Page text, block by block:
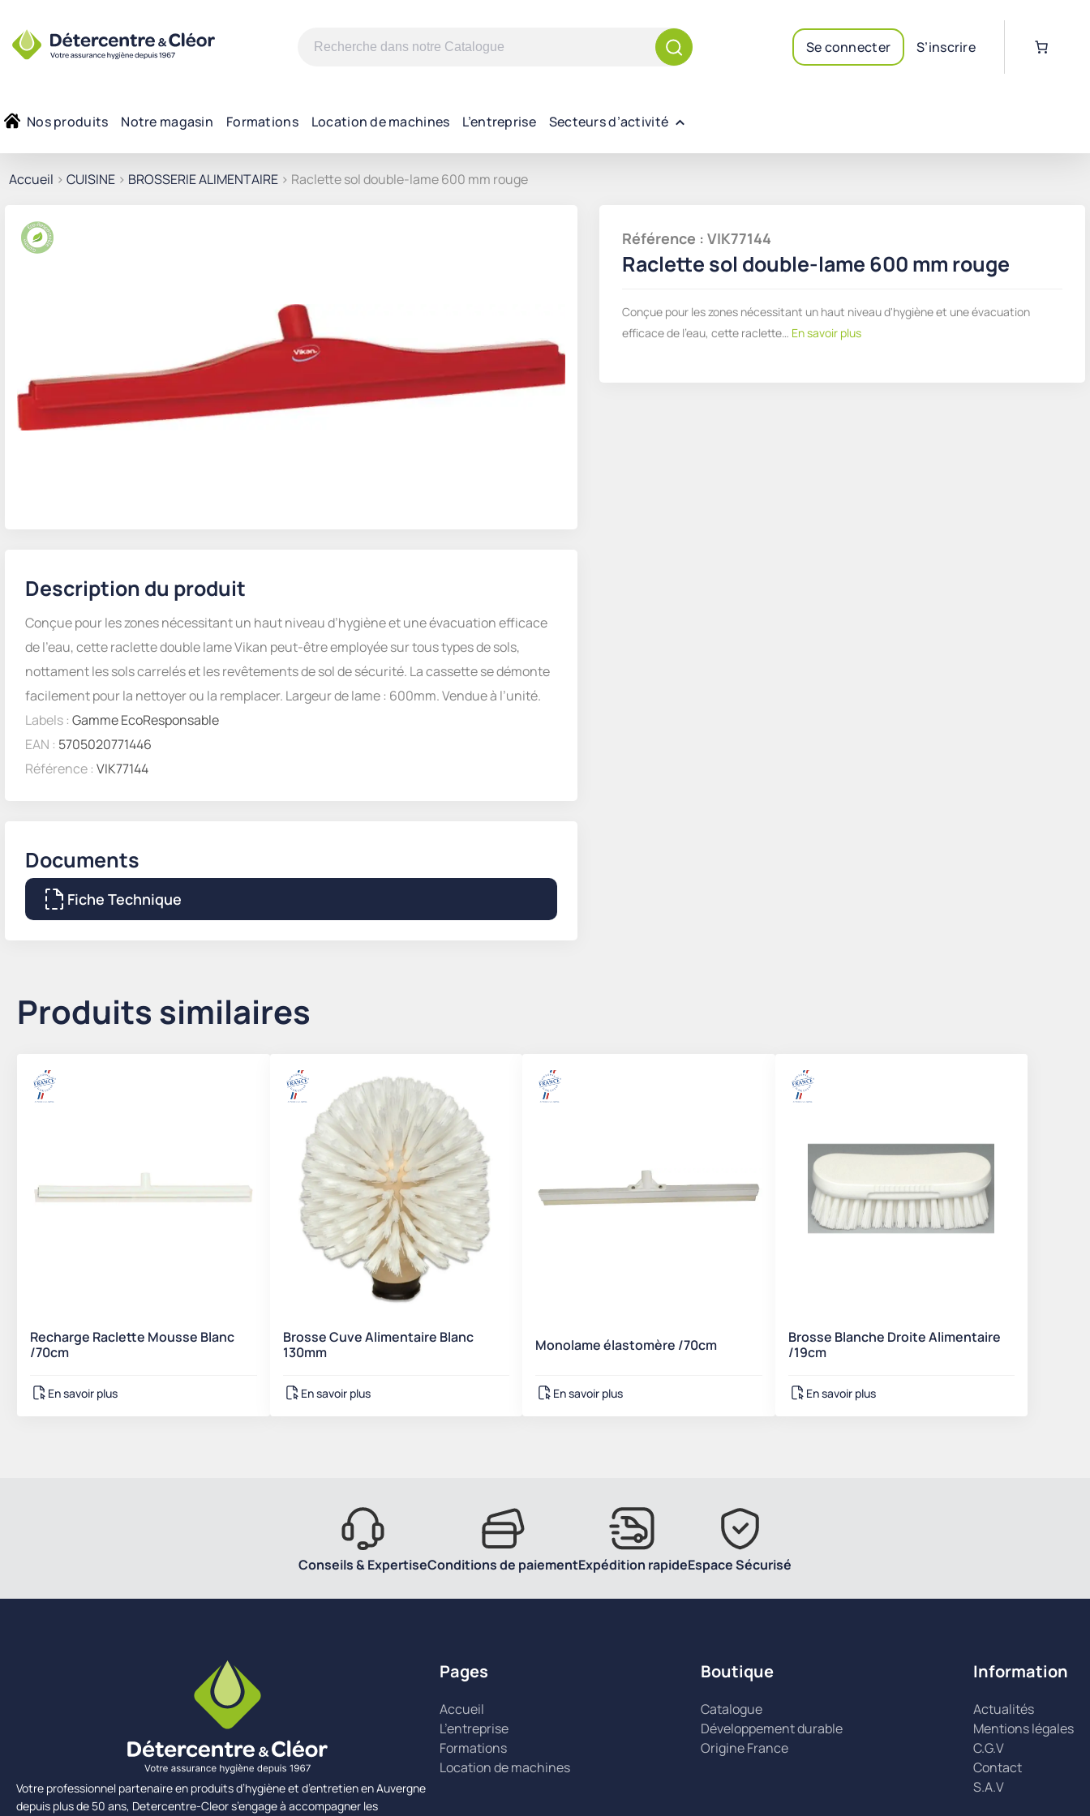
Recherche
Se connecter S’inscrire
Nos produits Notre magasin Formations Location de machines L’entreprise Secteurs d’activité
Accueil > CUISINE > BROSSERIE ALIMENTAIRE > Raclette sol double-lame 600 mm rouge
Description du produit
Conçue pour les zones nécessitant un haut niveau d’hygiène et une évacuation efficace
de l’eau, cette raclette double lame Vikan peut-être employée sur tous types de sols,
nottament les sols carrelés et les revêtements de sol de sécurité. La cassette se démonte
facilement pour la nettoyer ou la remplacer. Largeur de lame : 600mm. Vendue à l’unité.
Labels : Gamme EcoResponsable
EAN : 5705020771446
Référence : VIK77144
Documents
Fiche Technique
Référence : VIK77144
Raclette sol double-lame 600 mm rouge
Conçue pour les zones nécessitant un haut niveau d'hygiène et une évacuation
efficace de l'eau, cette raclette… En savoir plus
Produits similaires
Recharge Raclette Mousse Blanc
/70cm
En savoir plus
Brosse Cuve Alimentaire Blanc
130mm
En savoir plus
Monolame élastomère /70cm
En savoir plus
Brosse Blanche Droite Alimentaire
/19cm
En savoir plus
Conseils & ExpertiseConditions de paiementExpédition rapideEspace Sécurisé
Votre professionnel partenaire en produits d’hygiène et d’entretien en Auvergne
depuis plus de 50 ans, Detercentre-Cleor s’engage à accompagner les
Pages
Accueil
L’entreprise
Formations
Location de machines
Boutique
Catalogue
Développement durable
Origine France
Information
Actualités
Mentions légales
C.G.V
Contact
S.A.V